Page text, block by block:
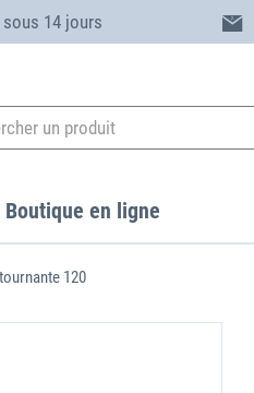
14 jours
Boutique en ligne
120